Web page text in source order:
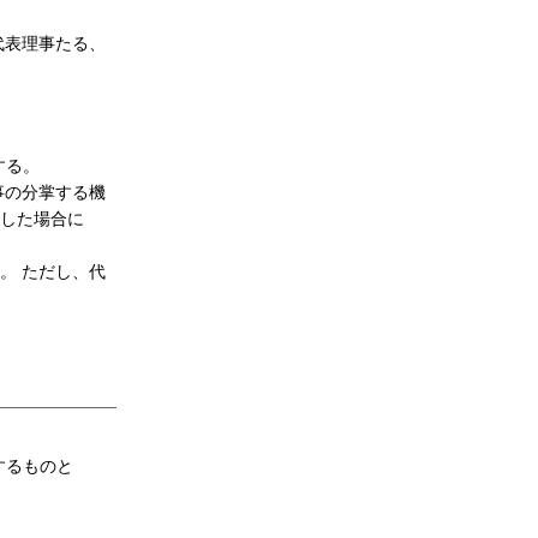
理事たる、
。
分掌する機
た場合に
ただし、代
ものと